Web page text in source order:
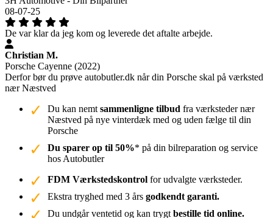
08-07-25
De var klar da jeg kom og leverede det aftalte arbejde.
Christian M.
Porsche Cayenne (2022)
Derfor bør du prøve autobutler.dk når din Porsche skal på værksted
nær Næstved
Du kan nemtsammenligne tilbud fra værksteder nær
Næstved på nye vinterdæk med og uden fælge til din
Porsche
Du sparer op til 50%* på din bilreparation og service
hos Autobutler
FDM Værkstedskontrol for udvalgte værksteder.
Ekstra tryghed med 3 års godkendt garanti.
Du undgår ventetid og kan trygtbestille tid online.